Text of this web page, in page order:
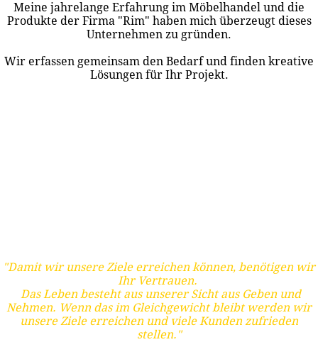
Meine jahrelange Erfahrung im Möbelhandel und die
Produkte der Firma "Rim" haben mich überzeugt dieses
Unternehmen zu gründen.
Wir erfassen gemeinsam den Bedarf und finden kreative
Lösungen für Ihr Projekt.
"Damit wir unsere Ziele erreichen können, benötigen wir
Ihr Vertrauen.
Das Leben besteht aus unserer Sicht aus Geben und
Nehmen. Wenn das im Gleichgewicht bleibt werden wir
unsere Ziele erreichen und viele Kunden zufrieden
stellen."